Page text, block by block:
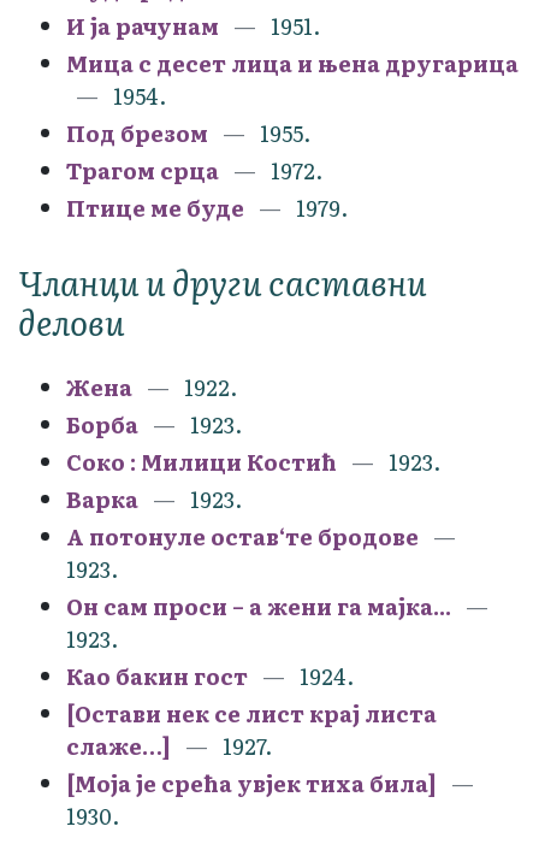
И ја рачунам
1951.
Мица с десет лица и њена другарица
1954.
Под брезом
1955.
Трагом срца
1972.
Птице ме буде
1979.
Чланци и други саставни
делови
Жена
1922.
Борба
1923.
Соко : Милици Костић
1923.
Варка
1923.
А потонуле остав‘те бродове
1923.
Он сам проси – а жени га мајка...
1923.
Као бакин гост
1924.
[Остави нек се лист крај листа
слаже…]
1927.
[Моја је срећа увјек тиха била]
1930.